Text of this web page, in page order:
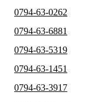
0794-63-0262
0794-63-6881
0794-63-5319
0794-63-1451
0794-63-3917